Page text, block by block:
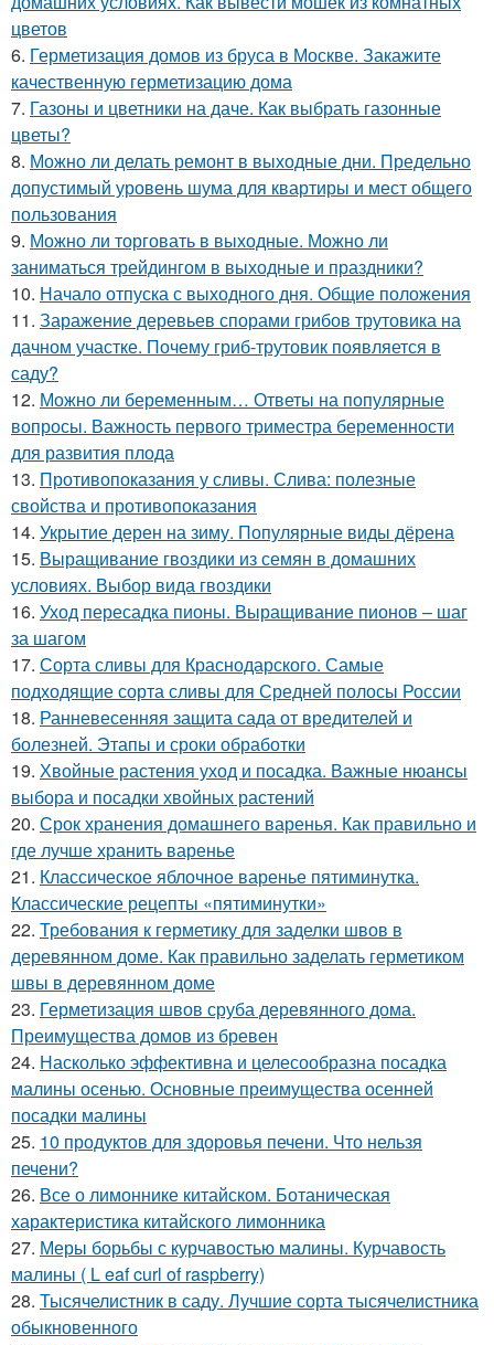
цветов
6. Герметизация домов из бруса в Москве. Закажите
качественную герметизацию дома
7. Газоны и цветники на даче. Как выбрать газонные
цветы?
8. Можно ли делать ремонт в выходные дни. Предельно
допустимый уровень шума для квартиры и мест общего
пользования
9. Можно ли торговать в выходные. Можно ли
заниматься трейдингом в выходные и праздники?
10. Начало отпуска с выходного дня. Общие положения
11. Заражение деревьев спорами грибов трутовика на
дачном участке. Почему гриб-трутовик появляется в
саду?
12. Можно ли беременным… Ответы на популярные
вопросы. Важность первого триместра беременности
для развития плода
13. Противопоказания у сливы. Слива: полезные
свойства и противопоказания
14. Укрытие дерен на зиму. Популярные виды дёрена
15. Выращивание гвоздики из семян в домашних
условиях. Выбор вида гвоздики
16. Уход пересадка пионы. Выращивание пионов – шаг
за шагом
17. Сорта сливы для Краснодарского. Самые
подходящие сорта сливы для Средней полосы России
18. Ранневесенняя защита сада от вредителей и
болезней. Этапы и сроки обработки
19. Хвойные растения уход и посадка. Важные нюансы
выбора и посадки хвойных растений
20. Срок хранения домашнего варенья. Как правильно и
где лучше хранить варенье
21. Классическое яблочное варенье пятиминутка.
Классические рецепты «пятиминутки»
22. Требования к герметику для заделки швов в
деревянном доме. Как правильно заделать герметиком
швы в деревянном доме
23. Герметизация швов сруба деревянного дома.
Преимущества домов из бревен
24. Насколько эффективна и целесообразна посадка
малины осенью. Основные преимущества осенней
посадки малины
25. 10 продуктов для здоровья печени. Что нельзя
печени?
26. Все о лимоннике китайском. Ботаническая
характеристика китайского лимонника
27. Меры борьбы с курчавостью малины. Курчавость
малины ( L eaf curl of raspberry)
28. Тысячелистник в саду. Лучшие сорта тысячелистника
обыкновенного